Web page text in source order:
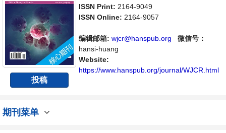
投稿
疫学、肿瘤病因学、肿瘤病理学等领域的论
文，反映国内外该领域的最新研究动态。本刊
术，集学术性、思想性为一体，旨在给世界范
围内的科学家、学者、科研人员提供一个传
播、分享和讨论肿瘤研究领域内不同方向问题
与发展的交流平台。
ISSN Print: 2164-9049
ISSN Online: 2164-9057
编辑邮箱: wjcr@hanspub.org
微信号：
hansi-huang
Website:
https://www.hanspub.org/journal/WJCR.html
期刊菜单